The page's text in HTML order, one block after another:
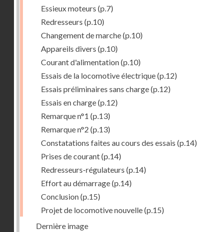
Essieux moteurs (p.7)
Redresseurs (p.10)
Changement de marche(p.10)
Appareils divers (p.10)
Courant d'alimentation(p.10)
Essais de la locomotive électrique(p.12)
Essais préliminaires sans charge(p.12)
Essais en charge(p.12)
Remarque n°1 (p.13)
Remarque n°2 (p.13)
Constatations faites au cours des essais (p.14)
Prises de courant(p.14)
Redresseurs-régulateurs (p.14)
Effort au démarrage(p.14)
Conclusion(p.15)
Projet de locomotive nouvelle(p.15)
Dernière image